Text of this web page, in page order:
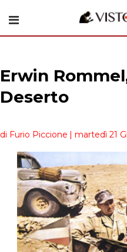
Erwin
Deserto
di Furio Piccione | martedì 21